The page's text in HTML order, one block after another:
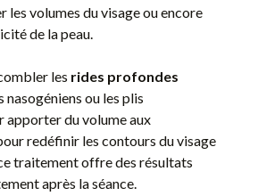
les volumes du visage ou encore
de la peau.
les rides profondes
nasogéniens ou les plis
apporter du volume aux
redéfinir les contours du visage
traitement offre des résultats
après la séance.